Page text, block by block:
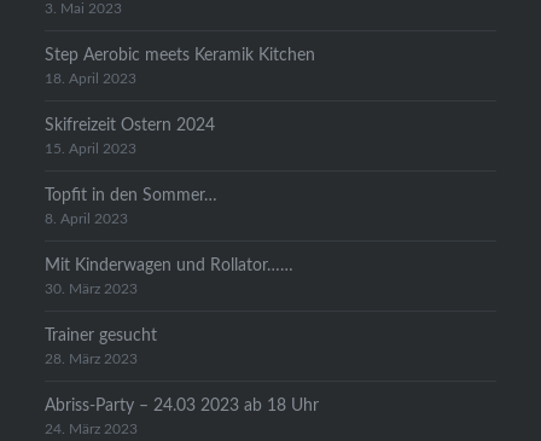
3. Mai 2023
Step Aerobic meets Keramik Kitchen
18. April 2023
Skifreizeit Ostern 2024
15. April 2023
Topfit in den Sommer…
8. April 2023
Mit Kinderwagen und Rollator……
30. März 2023
Trainer gesucht
28. März 2023
Abriss-Party – 24.03 2023 ab 18 Uhr
24. März 2023